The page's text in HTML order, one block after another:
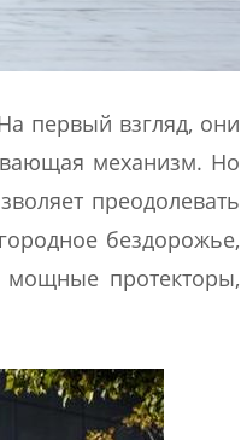
первый взгляд, они
механизм. Но
преодолевать
бездорожье,
мощные протекторы,